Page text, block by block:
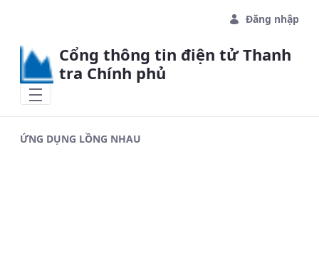
Đăng nhập
Cổng thông tin điện tử Thanh
tra Chính phủ
ỨNG DỤNG LỒNG NHAU